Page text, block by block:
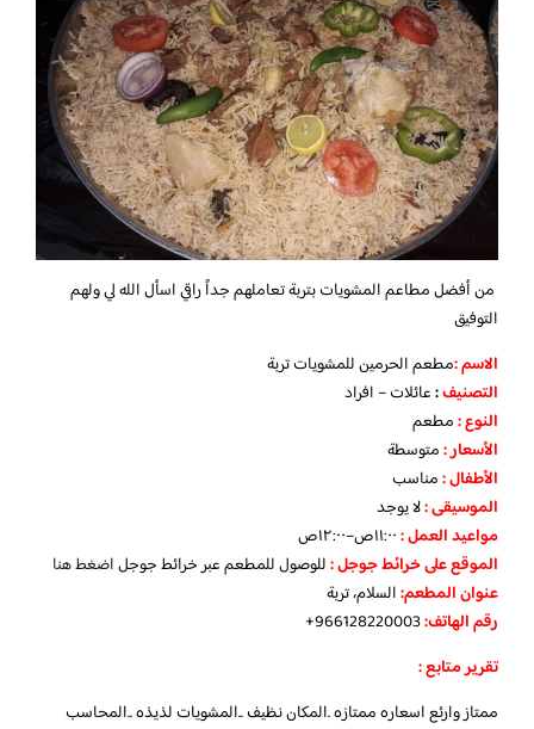
من أفضل مطاعم المشويات بتربة تعاملهم جداً راقي اسأل الله لي ولهم
التوفيق
الاسم :مطعم الحرمين للمشويات تربة
التصنيف:عائلات – افراد
النوع :مطعم
الأسعار:متوسطة
الأطفال:مناسب
الموسيقى :لا يوجد
مواعيد العمل :١١:٠٠ص–١٢:٠٠ص
الموقع على خرائط جوجل:للوصول للمطعم عبر خرائط جوجلاضغط هنا
عنوان المطعم:السلام، تربة
رقم الهاتف:
تقرير متابع :
ممتاز وارئع اسعاره ممتازه .المكان نظيف ..المشويات لذيذه ..المحاسب